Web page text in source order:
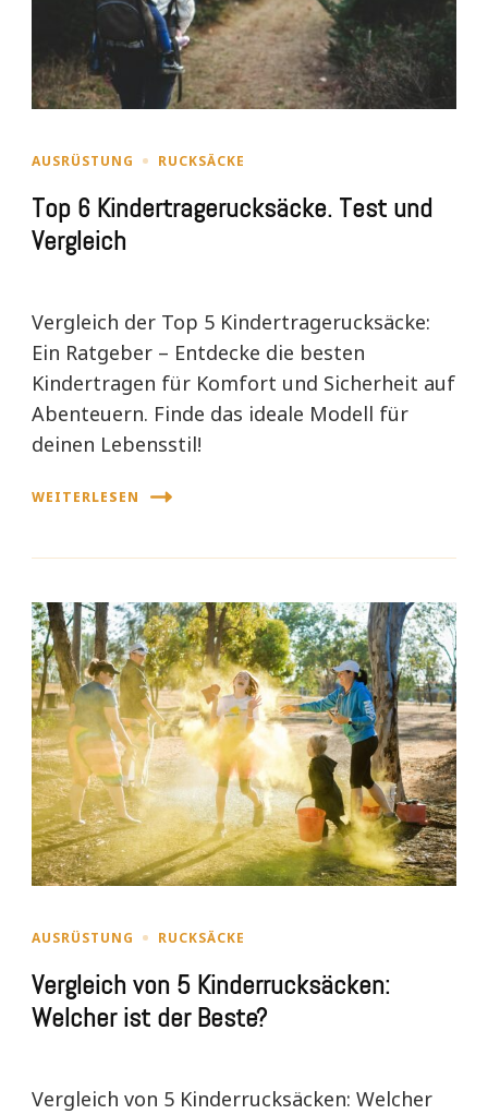
AUSRÜSTUNG RUCKSÄCKE
Top 6 Kindertragerucksäcke. Test und
Vergleich
Vergleich der Top 5 Kindertragerucksäcke:
Ein Ratgeber – Entdecke die besten
Kindertragen für Komfort und Sicherheit auf
Abenteuern. Finde das ideale Modell für
deinen Lebensstil!
WEITERLESEN
AUSRÜSTUNG RUCKSÄCKE
Vergleich von 5 Kinderrucksäcken:
Welcher ist der Beste?
Vergleich von 5 Kinderrucksäcken: Welcher